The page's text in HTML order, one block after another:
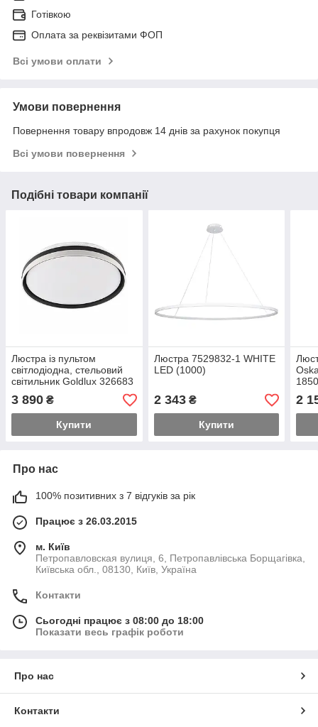
Готівкою
Оплата за реквізитами ФОП
Всі умови оплати
Умови повернення
Повернення товару впродовж 14 днів за рахунок покупця
Всі умови повернення
Подібні товари компанії
Люстра із пультом
світлодіодна, стельовий
світильник Goldlux 326683
Barbara LED 1x72W
3000K/4000K/6000K
8000Lm IP44 біла
3 890 ₴
Купити
Люстра 7529832-1 WHITE
LED (1000)
2 343₴
Купити
2
Про нас
100% позитивних з 7 відгуків за рік
Працює з 26.03.2015
м. Київ
Петропавловская вулиця, 6, Петропавлівська Борщагівка,
Київська обл., 08130, Київ, Україна
Контакти
Сьогодні працює з 08:00 до 18:00
Показати весь графік роботи
Про нас
Контакти